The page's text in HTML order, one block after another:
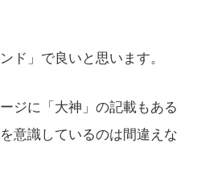
ド」で良いと思います。
ジに「大神」の記載もある
意識しているのは間違えな